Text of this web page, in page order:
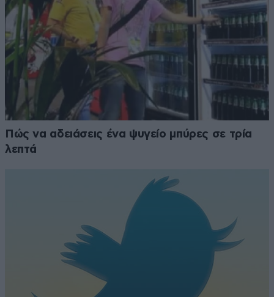
Πώς να αδειάσεις ένα ψυγείο μπύρες σε τρία
λεπτά